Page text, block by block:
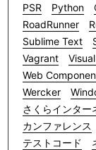
PSR
Python
RoadRunner
Sublime Text
Vagrant
Web
Wercker
さくらインター
カンファレンス
テストコード